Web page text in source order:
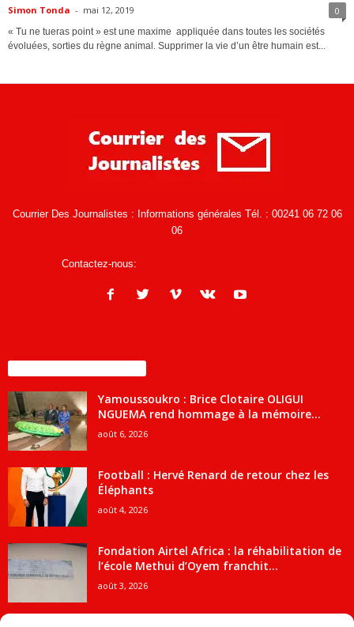
Simon Tonda - mai 12, 2019 0
« Tu ne tueras point » est une maxime appliquée dans toutes les sociétés
évoluées, sorties du règne animal. Supprimer la vie d’un être humain est...
Courrier Des Journalistes : Informations générales Tél. : 00241 06 72 06
06
Contactez-nous:
Yamoussoukro : Brice Clotaire OLIGUI
NGUEMA rend hommage à la mémoire...
août 6, 2026
Football : Hervé Renard de retour chez les
Éléphants
août 4, 2026
Fondation Airtel Africa : la réhabilitation de
l’école Methui d’Oyem franchit...
août 3, 2026